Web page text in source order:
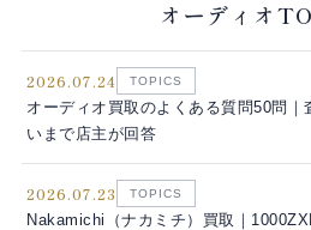
オーディオ
2026.07.24 TOPICS
オーディオ買取のよくある質問50問
いまで店主が回答
2026.07.23 TOPICS
Nakamichi（ナカミチ）買取｜